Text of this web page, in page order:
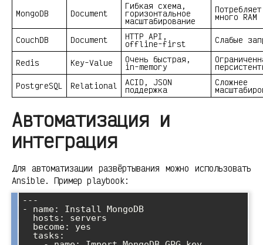
MongoDB Document
Гибкая схема,
горизонтальное
масштабирование
Потребляет
много RAM
CouchDB Document HTTP API,
offline-first Слабые
Redis Key-Value Очень быстрая,
in-memory
PostgreSQL
Relational ACID, JSON
поддержка
Сложнее
Автоматизация и
интеграция
Для автоматизации развёртывания можно использовать
Ansible. Пример playbook:
---
- name: Install MongoDB